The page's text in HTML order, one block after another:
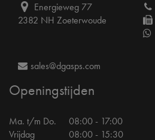
Energieweg 77
2382 NH Zoeterwoude
sales@dgasps.com
Openingstijden
Ma. t/m Do.
08:00 - 17:00
Vrijdag
08:00 - 15:30